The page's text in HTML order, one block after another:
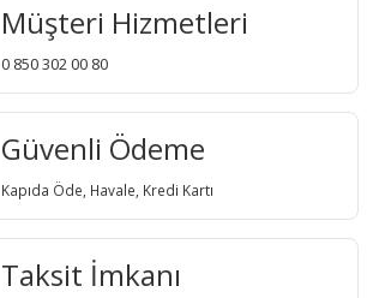
Müşteri Hizmetleri
0 850 302 00 80
Güvenli Ödeme
Kapıda Öde, Havale, Kredi Kartı
Taksit İmkanı